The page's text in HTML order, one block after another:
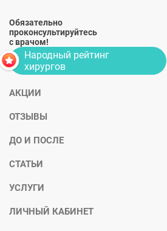
Обязательно
проконсультируйтесь
с врачом!
Народный рейтинг
хирургов
АКЦИИ
ОТЗЫВЫ
ДО И ПОСЛЕ
СТАТЬИ
УСЛУГИ
ЛИЧНЫЙ КАБИНЕТ